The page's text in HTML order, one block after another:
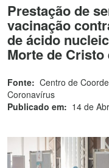
Prestação de
vacinação
de ácido
Morte de Cristo
Fonte: Centro de
Coronavírus
Publicado em: 14 de